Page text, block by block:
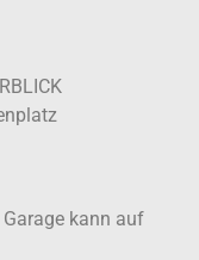
kann auf